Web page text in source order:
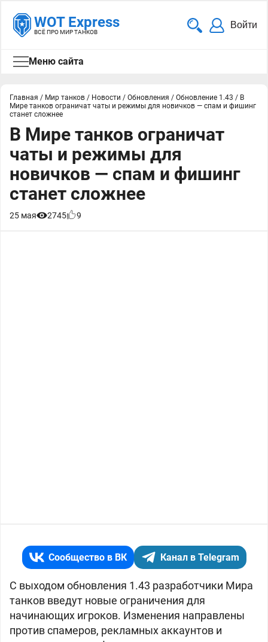
WOT Express
ВСЁ ПРО МИР ТАНКОВ
Войти
Меню сайта
Главная / Мир танков / Новости / Обновления / Обновление 1.43 / В
Мире танков ограничат чаты и режимы для новичков — спам и фишинг
станет сложнее
В Мире танков ограничат
чаты и режимы для
новичков — спам и фишинг
станет сложнее
25 мая 2745 9
Сообщество в ВК Канал в Telegram
С выходом обновления 1.43 разработчики Мира
танков введут новые ограничения для
начинающих игроков. Изменения направлены
против спамеров, рекламных аккаунтов и